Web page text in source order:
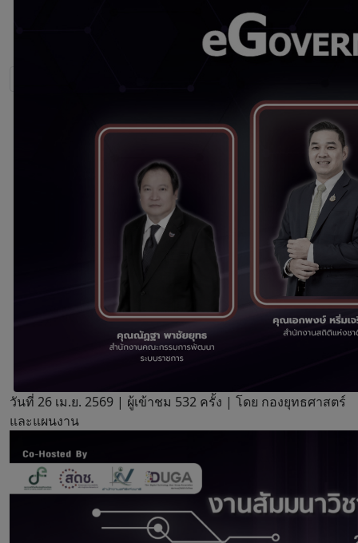
วันที่ 26 เม.ย. 2569 | ผู้เข้าชม 532 ครั้ง | โดย กองยุทธศาสตร์
และแผนงาน